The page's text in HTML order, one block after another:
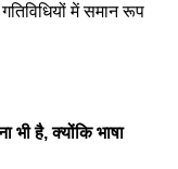
में समान रूप
भी है, क्योंकि भाषा